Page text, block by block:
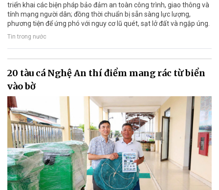
triển khai các biện pháp bảo đảm an toàn công trình, giao thông và
tính mạng người dân; đồng thời chuẩn bị sẵn sàng lực lượng,
phương tiện để ứng phó với nguy cơ lũ quét, sạt lở đất và ngập úng.
Tin trong nước
20 tàu cá Nghệ An thí điểm mang rác từ biển
vào bờ